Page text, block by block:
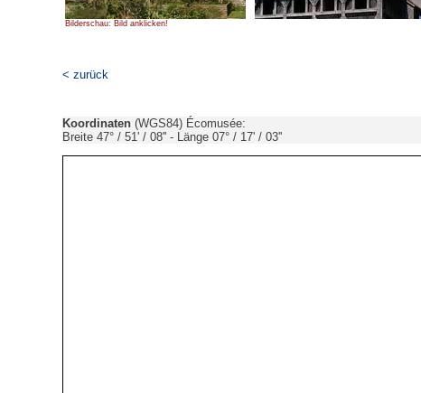
Bilderschau: Bild anklicken!
< zurück
Koordinaten (WGS84) Écomusée:
Breite 47° / 51' / 08'' - Länge 07° / 17' / 03''